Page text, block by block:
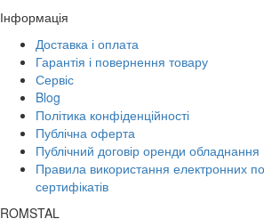
Інформація
Доставка і оплата
Гарантія і повернення товару
Сервіс
Blog
Політика конфіденційності
Публічна оферта
Публічний договір оренди обладнання
Правила використання електронних
сертифікатів
ROMSTAL